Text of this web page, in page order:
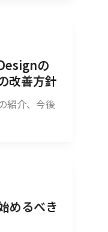
の
改善方針
紹介、今後
めるべき